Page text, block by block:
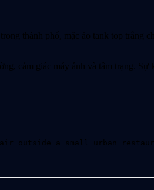
thành phố, mặc áo tank top trắng
cảm giác máy ảnh và tâm trạng.
outside a small urban